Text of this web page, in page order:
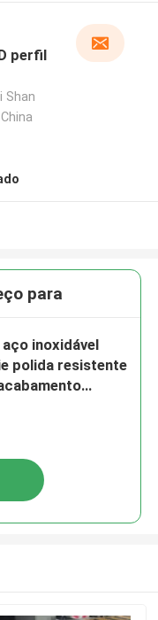
perfil
Shan
para
inoxidável
polida resistente